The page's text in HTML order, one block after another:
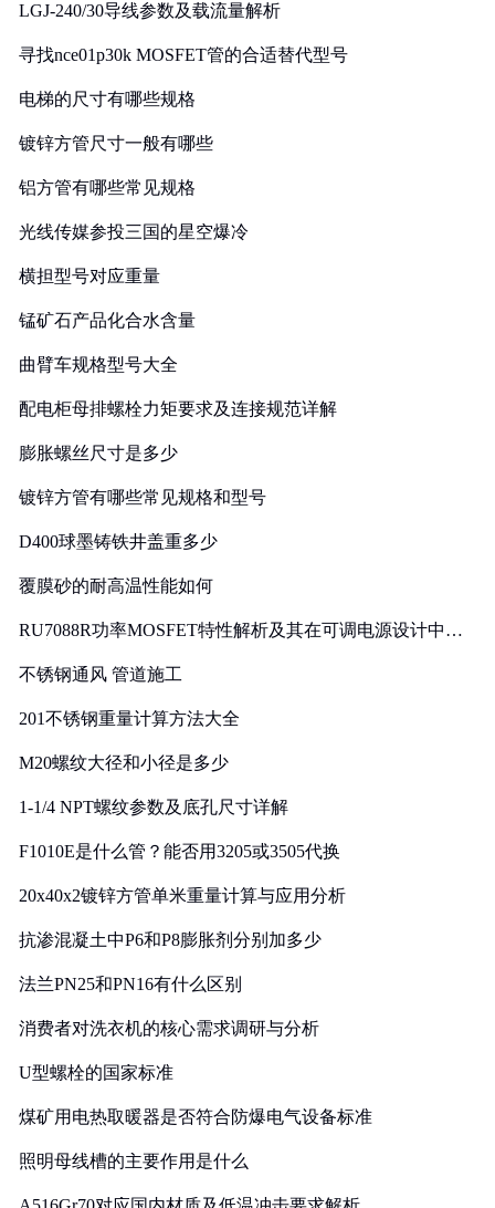
LGJ-240/30导线参数及载流量解析
寻找nce01p30k MOSFET管的合适替代型号
电梯的尺寸有哪些规格
镀锌方管尺寸一般有哪些
铝方管有哪些常见规格
光线传媒参投三国的星空爆冷
横担型号对应重量
锰矿石产品化合水含量
曲臂车规格型号大全
配电柜母排螺栓力矩要求及连接规范详解
膨胀螺丝尺寸是多少
镀锌方管有哪些常见规格和型号
D400球墨铸铁井盖重多少
覆膜砂的耐高温性能如何
RU7088R功率MOSFET特性解析及其在可调电源设计中的
不锈钢通风 管道施工
201不锈钢重量计算方法大全
M20螺纹大径和小径是多少
1-1/4 NPT螺纹参数及底孔尺寸详解
F1010E是什么管？能否用3205或3505代换
20x40x2镀锌方管单米重量计算与应用分析
抗渗混凝土中P6和P8膨胀剂分别加多少
法兰PN25和PN16有什么区别
消费者对洗衣机的核心需求调研与分析
U型螺栓的国家标准
煤矿用电热取暖器是否符合防爆电气设备标准
照明母线槽的主要作用是什么